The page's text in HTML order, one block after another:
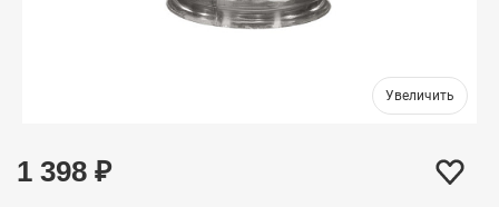
1 398 ₽